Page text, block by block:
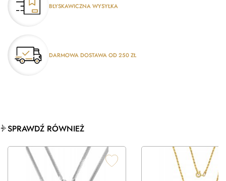
BŁYSKAWICZNA WYSYŁKA
DARMOWA DOSTAWA OD 250 ZŁ
SPRAWDŹ RÓWNIEŻ